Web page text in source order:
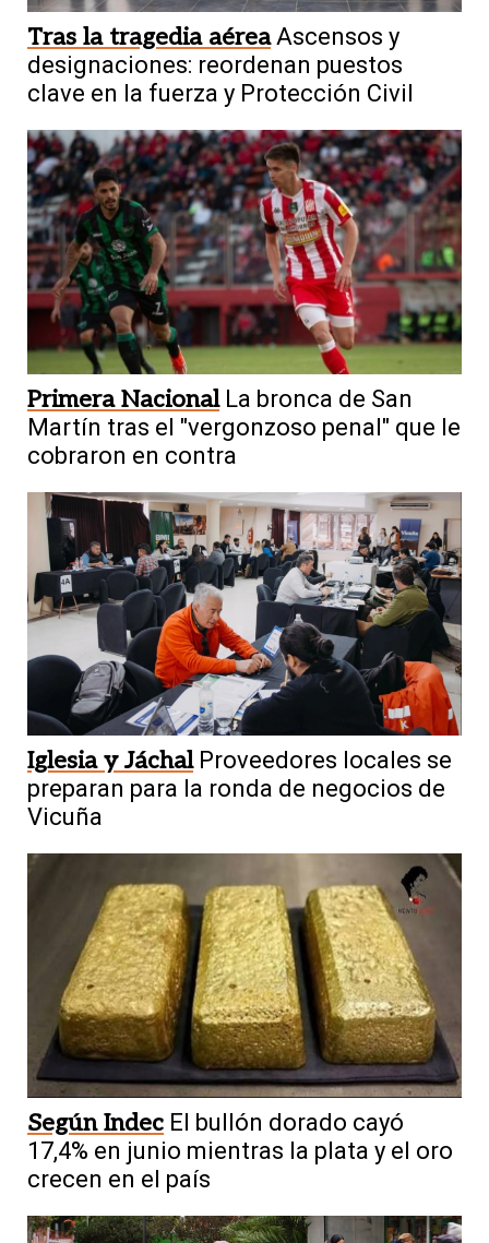
Tras la tragedia aérea Ascensos y
designaciones: reordenan puestos
clave en la fuerza y Protección Civil
Primera Nacional La bronca de San
Martín tras el "vergonzoso penal" que le
cobraron en contra
Iglesia y Jáchal Proveedores locales se
preparan para la ronda de negocios de
Vicuña
Según Indec El bullón dorado cayó
17,4% en junio mientras la plata y el oro
crecen en el país